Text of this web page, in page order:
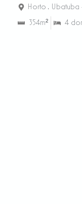
Horto , Ubatuba
354m²
4